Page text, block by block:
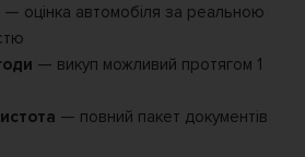
— оцінка автомобіля за реальною
— викуп можливий протягом 1
— повний пакет документів